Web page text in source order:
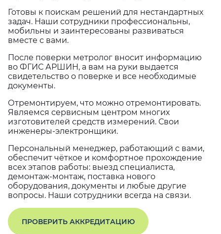
Готовы к поискам решений для нестандартных
задач. Наши сотрудники профессиональны,
мобильны и заинтересованы развиваться
вместе с вами.
После поверки метролог вносит информацию
во ФГИС АРШИН, а вам на руки выдается
свидетельство о поверке и все необходимые
документы.
Отремонтируем, что можно отремонтировать.
Являемся сервисным центром многих
изготовителей средств измерений. Свои
инженеры-электронщики.
Персональный менеджер, работающий с вами,
обеспечит чёткое и комфортное прохождение
всех этапов работы: выезд специалиста,
демонтаж-монтаж, поставка нового
оборудования, документы и любые другие
вопросы. Наши сотрудники всегда на связи.
ПРОВЕРИТЬ АККРЕДИТАЦИЮ